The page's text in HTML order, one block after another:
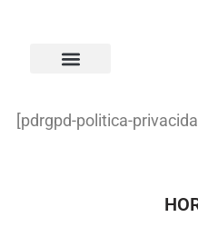
[pdrgpd-politica-